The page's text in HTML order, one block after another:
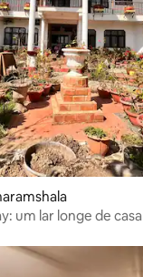
um lar longe de casa